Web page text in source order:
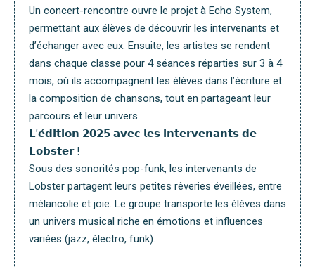
Un concert-rencontre ouvre le projet à Echo System,
permettant aux élèves de découvrir les intervenants et
d’échanger avec eux. Ensuite, les artistes se rendent
dans chaque classe pour 4 séances réparties sur 3 à 4
mois, où ils accompagnent les élèves dans l’écriture et
la composition de chansons, tout en partageant leur
parcours et leur univers.
𝗟’𝗲́𝗱𝗶𝘁𝗶𝗼𝗻 𝟮𝟬𝟮𝟱 𝗮𝘃𝗲𝗰 𝗹𝗲𝘀 𝗶𝗻𝘁𝗲𝗿𝘃𝗲𝗻𝗮𝗻𝘁𝘀 𝗱𝗲
𝗟𝗼𝗯𝘀𝘁𝗲𝗿 !
Sous des sonorités pop-funk, les intervenants de
Lobster partagent leurs petites rêveries éveillées, entre
mélancolie et joie. Le groupe transporte les élèves dans
un univers musical riche en émotions et influences
variées (jazz, électro, funk).